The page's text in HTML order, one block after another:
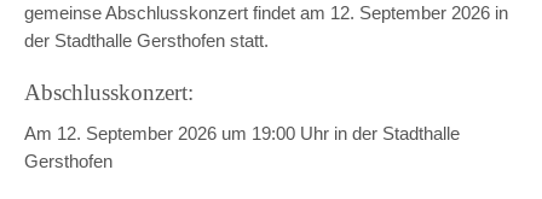
gemeinse Abschlusskonzert findet am 12. September 2026 in
der Stadthalle Gersthofen statt.
Abschlusskonzert:
Am 12. September 2026 um 19:00 Uhr in der Stadthalle
Gersthofen